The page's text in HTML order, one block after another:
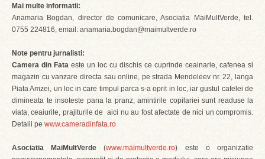
Mai multe informatii:
Anamaria Bogdan, director de comunicare, Asociatia MaiMultVerde, tel.
0755 224816, email: anamaria.bogdan@maimultverde.ro
Note pentru jurnalisti:
Camera din Fata este un loc cu dischis ce cuprinde ceainarie, cafenea si
magazin cu vanzare directa sau online, pe strada Mendeleev nr. 22, langa
Piata Amzei, un loc in care timpul parca s-a oprit in loc, iar gustul cafelei de
dimineata te insoteste pana la pranz, amintirile copilariei sunt readuse la
viata, ceaiurile, prajiturile de aici nu au fost afectate de nici un compromis.
Detalii pe www.cameradinfata.ro
Asociatia MaiMultVerde (www.maimultverde.ro) este o organizatie